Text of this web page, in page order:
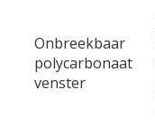
Onbreekbaar
polycarbonaat
venster